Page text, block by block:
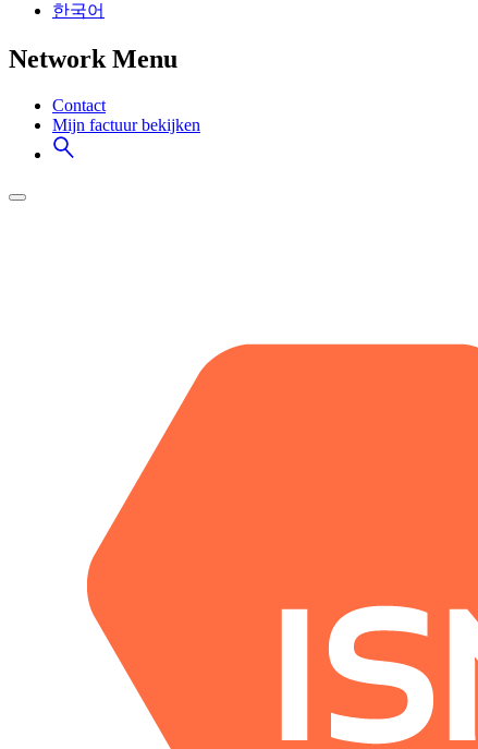
한국어
Network Menu
Contact
Mijn factuur bekijken